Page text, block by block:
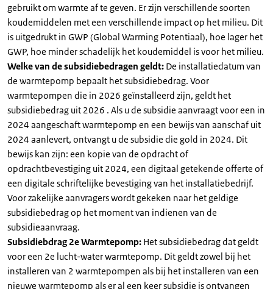
gebruikt om warmte af te geven. Er zijn verschillende soorten
koudemiddelen met een verschillende impact op het milieu. Dit
is uitgedrukt in GWP (Global Warming Potentiaal), hoe lager het
GWP, hoe minder schadelijk het koudemiddel is voor het milieu.
Welke van de subsidiebedragen geldt: De installatiedatum van
de warmtepomp bepaalt het subsidiebedrag. Voor
warmtepompen die in 2026 geïnstalleerd zijn, geldt het
subsidiebedrag uit 2026 . Als u de subsidie aanvraagt voor een in
2024 aangeschaft warmtepomp en een bewijs van aanschaf uit
2024 aanlevert, ontvangt u de subsidie die gold in 2024. Dit
bewijs kan zijn: een kopie van de opdracht of
opdrachtbevestiging uit 2024, een digitaal getekende offerte of
een digitale schriftelijke bevestiging van het installatiebedrijf.
Voor zakelijke aanvragers wordt gekeken naar het geldige
subsidiebedrag op het moment van indienen van de
subsidieaanvraag.
Subsidiebdrag 2e Warmtepomp: Het subsidiebedrag dat geldt
voor een 2e lucht-water warmtepomp. Dit geldt zowel bij het
installeren van 2 warmtepompen als bij het installeren van een
nieuwe warmtepomp als er al een keer subsidie is ontvangen